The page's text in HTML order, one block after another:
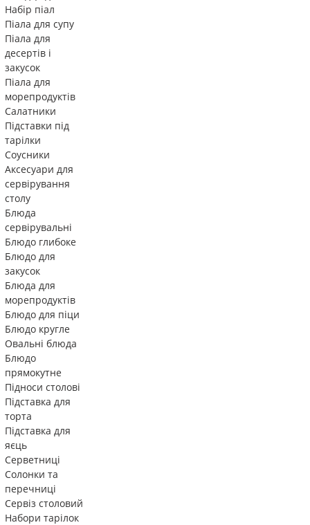
Набір піал
Піала для супу
Піала для
десертів і
закусок
Піала для
морепродуктів
Салатники
Підставки під
тарілки
Соусники
Аксесуари для
сервірування
столу
Блюда
сервірувальні
Блюдо глибоке
Блюдо для
закусок
Блюда для
морепродуктів
Блюдо для піци
Блюдо кругле
Овальні блюда
Блюдо
прямокутне
Підноси столові
Підставка для
торта
Підставка для
яєць
Серветниці
Солонки та
перечниці
Сервіз столовий
Набори тарілок